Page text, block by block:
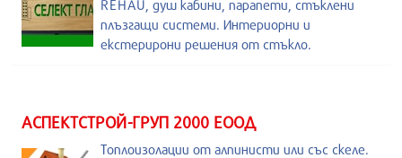
REHAU, душ кабини, парапети, стъклени
плъзгащи системи. Интериорни и
екстерирони решения от стъкло.
АСПЕКТСТРОЙ-ГРУП 2000 ЕООД
Топлоизолации от алпинисти или със скеле.